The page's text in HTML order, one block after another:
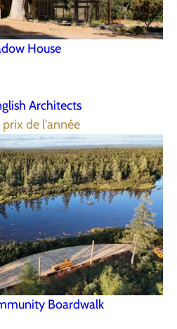
House
Architects
prix de l'année
Boardwalk